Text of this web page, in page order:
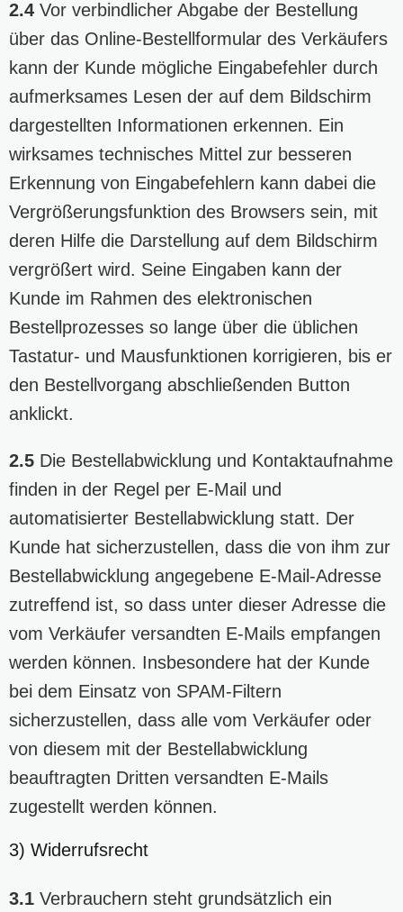
2.4 Vor verbindlicher Abgabe der Bestellung
über das Online-Bestellformular des Verkäufers
kann der Kunde mögliche Eingabefehler durch
aufmerksames Lesen der auf dem Bildschirm
dargestellten Informationen erkennen. Ein
wirksames technisches Mittel zur besseren
Erkennung von Eingabefehlern kann dabei die
Vergrößerungsfunktion des Browsers sein, mit
deren Hilfe die Darstellung auf dem Bildschirm
vergrößert wird. Seine Eingaben kann der
Kunde im Rahmen des elektronischen
Bestellprozesses so lange über die üblichen
Tastatur- und Mausfunktionen korrigieren, bis er
den Bestellvorgang abschließenden Button
anklickt.
2.5 Die Bestellabwicklung und Kontaktaufnahme
finden in der Regel per E-Mail und
automatisierter Bestellabwicklung statt. Der
Kunde hat sicherzustellen, dass die von ihm zur
Bestellabwicklung angegebene E-Mail-Adresse
zutreffend ist, so dass unter dieser Adresse die
vom Verkäufer versandten E-Mails empfangen
werden können. Insbesondere hat der Kunde
bei dem Einsatz von SPAM-Filtern
sicherzustellen, dass alle vom Verkäufer oder
von diesem mit der Bestellabwicklung
beauftragten Dritten versandten E-Mails
zugestellt werden können.
3) Widerrufsrecht
3.1 Verbrauchern steht grundsätzlich ein